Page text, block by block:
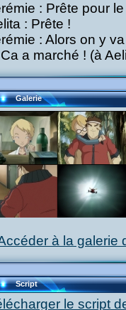
: Prête pour
: Prête !
: Alors on y
a marché ! (à
Galerie
à la galerie
Script
le script